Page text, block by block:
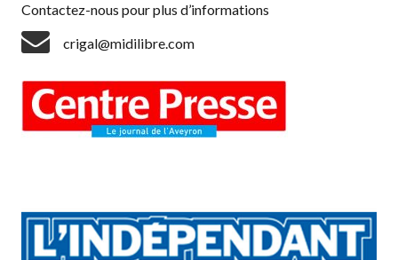
Contactez-nous pour plus d’informations
crigal@midilibre.com